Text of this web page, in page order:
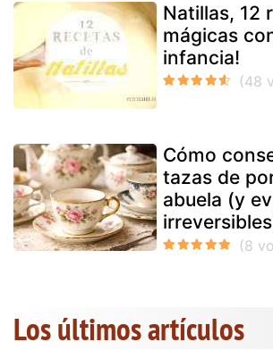
Natillas, 12
mágicas
infancia!
Cómo
tazas de
abuela (y
Los últimos artículos